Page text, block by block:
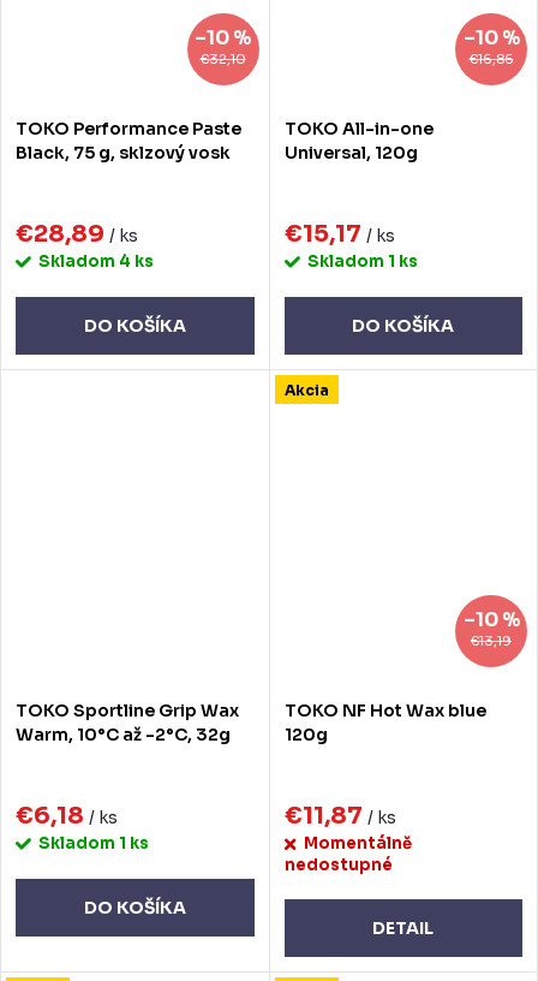
€32,10
–10 %
TOKO Performance Paste
Black, 75 g, sklzový vosk
€28,89 / ks
Skladom 4 ks
DO KOŠÍKA
€16,86
–10 %
TOKO All-in-one
Universal, 120g
€15,17 / ks
Skladom 1 ks
DO KOŠÍKA
TOKO Sportline Grip Wax
Warm, 10°C až -2°C, 32g
€6,18 / ks
Skladom 1 ks
DO KOŠÍKA
Akcia
€13,19
–10 %
TOKO NF Hot Wax blue
120g
€11,87 / ks
Momentálně
nedostupné
DETAIL